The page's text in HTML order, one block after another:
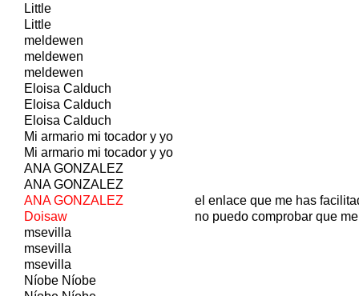
Little
Little
meldewen
meldewen
meldewen
Eloisa Calduch
Eloisa Calduch
Eloisa Calduch
Mi armario mi tocador y yo
Mi armario mi tocador y yo
ANA GONZALEZ
ANA GONZALEZ
ANA GONZALEZ
el enlace que me has
Doisaw
no puedo comprobar que
msevilla
msevilla
msevilla
Níobe Níobe